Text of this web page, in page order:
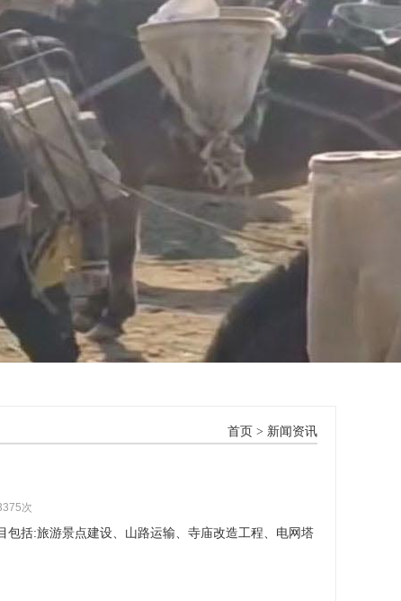
首页 > 新闻资讯
次
括:旅游景点建设、山路运输、寺庙改造工程、电网塔